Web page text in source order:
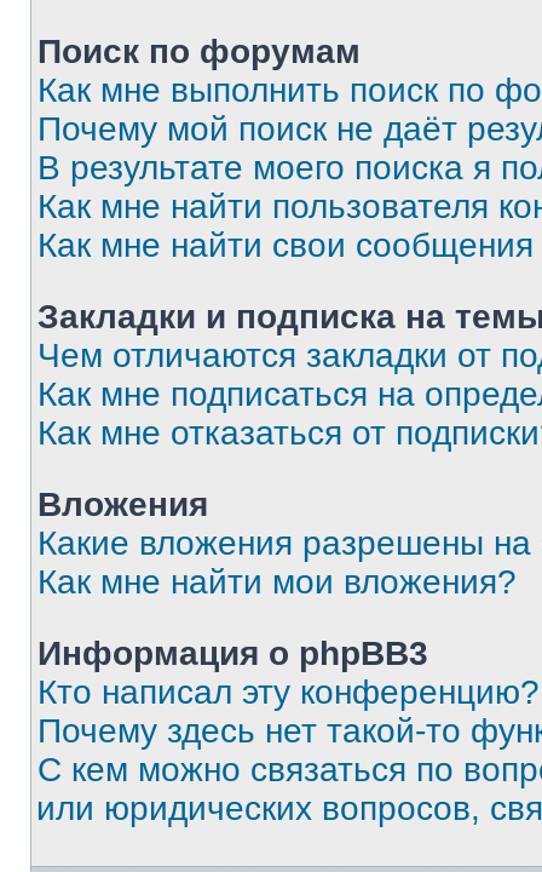
Поиск по форумам
Как мне выполнить поиск по
Почему мой поиск не даёт
В результате моего поиска я
Как мне найти пользователя
Как мне найти свои
Закладки и подписка на
Чем отличаются закладки от
Как мне подписаться на
Как мне отказаться от
Вложения
Какие вложения разрешены
Как мне найти мои вложения?
Информация о phpBB3
Кто написал эту конференцию?
Почему здесь нет такой-то
С кем можно связаться по
или юридических вопросов,